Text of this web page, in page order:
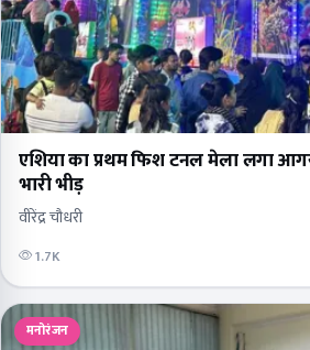
एशिया का प्रथम फिश टनल मेला लगा
भारी भीड़
वीरेंद्र चौधरी
1.7K
मनोरंजन